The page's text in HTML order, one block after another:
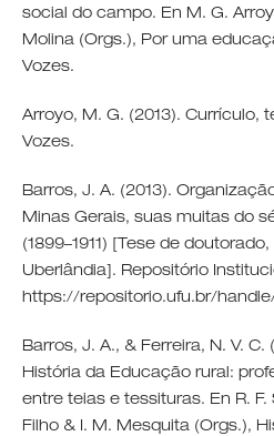
social do campo. En M. G.
Molina (Orgs.), Por uma
Vozes.
Arroyo, M. G. (2013). Currículo,
Vozes.
Barros, J. A. (2013).
Minas Gerais, suas muitas do
(1899–1911) [Tese de
Uberlândia]. Repositório
https://repositorio.ufu.br/
Barros, J. A., & Ferreira, N. V.
História da Educação rural:
entre teias e tessituras. En R.
Filho & I. M. Mesquita (Orgs.),